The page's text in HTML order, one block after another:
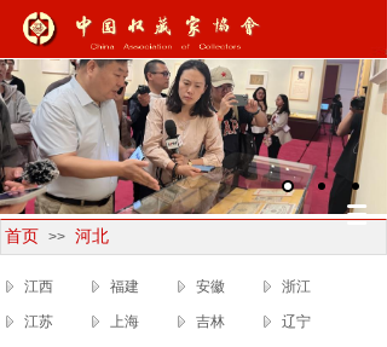
首页 >> 河北
江西 福建 安徽 浙江
江苏 上海 吉林 辽宁